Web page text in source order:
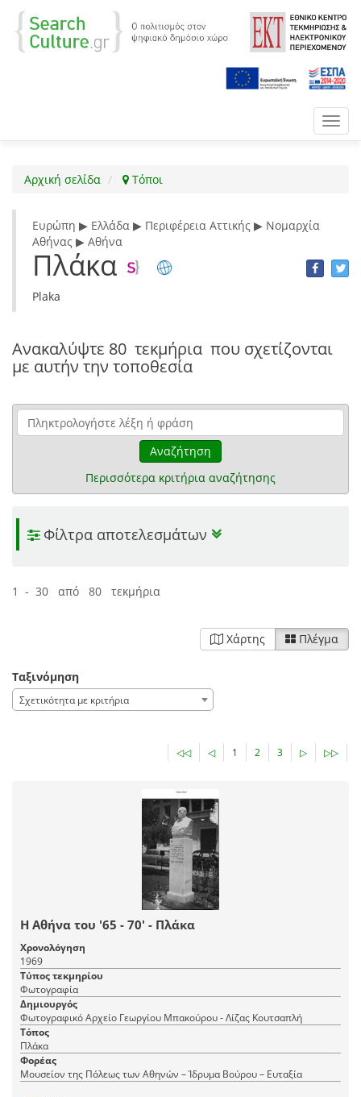
Αρχική σελίδα Τόποι
Ευρώπη ▶ Ελλάδα ▶ Περιφέρεια Αττικής ▶ Νομαρχία
Αθήνας ▶ Αθήνα
Πλάκα
Plaka
Ανακαλύψτε 80 τεκμήρια που σχετίζονται
με αυτήν την τοποθεσία
Αναζήτηση
Περισσότερα κριτήρια αναζήτησης
Φίλτρα αποτελεσμάτων
1 - 30 από 80 τεκμήρια
Χάρτης Πλέγμα
Ταξινόμηση
Σχετικότητα με κριτήρια
◁◁ ◁ 1 2 3 ▷ ▷▷
Η Αθήνα του '65 - 70' - Πλάκα
Χρονολόγηση
1969
Τύπος τεκμηρίου
Φωτογραφία
Δημιουργός
Φωτογραφικό Αρχείο Γεωργίου Μπακούρου - Λίζας Κουτσαπλή
Τόπος
Πλάκα
Φορέας
Μουσείον της Πόλεως των Αθηνών – Ίδρυμα Βούρου – Ευταξία